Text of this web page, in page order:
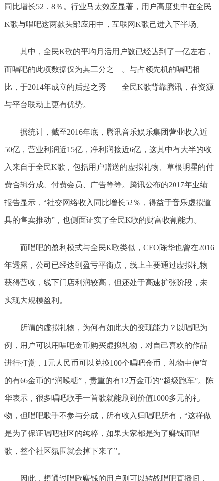
同比增长52．8％。行业马太效应显著，用户高度集中在全民
K歌与唱吧这两款头部应用中，互联网K歌已进入下半场。
其中，全民K歌的平均月活用户数已经达到了一亿左右，
而唱吧的此项数据仅为其三分之一。与占领先机的唱吧相
比，于2014年成立的后起之秀——全民K歌背靠腾讯，在资源
与平台联动上更有优势。
据统计，截至2016年底，腾讯音乐娱乐集团营业收入近
50亿，营业利润近15亿，净利润接近6亿，这其中有大半的收
入来自于全民K歌，包括用户赠送的虚拟礼物、草根明星的付
费合辑分成、付费会员、广告等等。腾讯公布的2017年业绩
报告显示，“社交网络收入同比增长52％，得益于音乐虚拟道
具的售卖推动”，也侧面证实了全民K歌的财富收割能力。
而唱吧的盈利模式与全民K歌类似，CEO陈华也曾在2016
年透露，公司已经达到盈亏平衡点，线上主要通过虚拟礼物
获得营收，线下门店利润较高，但还处于高速扩张阶段，未
实现大规模盈利。
所谓的虚拟礼物，为何有如此大的变现能力？以唱吧为
例，用户可以用唱吧金币购买虚拟礼物，对自己喜欢的作品
进行打赏，1元人民币可以兑换100个唱吧金币，礼物中便宜
的有66金币的“润喉糖”，贵重的有12万金币的“超级跑车”。陈
华表示，很多唱吧歌手一首歌就能刷到价值1000多元的礼
物，但唱吧歌手不参与分成，所有收入归唱吧所有，“这样做
是为了保证唱吧社区的纯粹，如果大家都是为了赚钱而唱
歌，整个社区氛围就会掉下来了”。
因此，想通过唱歌赚钱的用户则可以转战唱吧直播间，